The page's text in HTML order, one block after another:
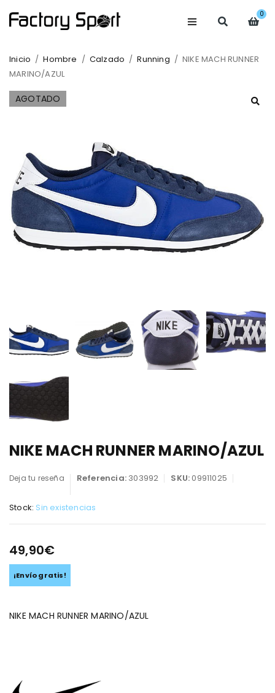
0
Inicio / Hombre / Calzado / Running / NIKE MACH RUNNER
MARINO/AZUL
AGOTADO
NIKE MACH RUNNER MARINO/AZUL
Deja tu reseña Referencia: 303992 SKU:09911025
Stock: Sin existencias
49,90€
¡Envío gratis!
NIKE MACH RUNNER MARINO/AZUL